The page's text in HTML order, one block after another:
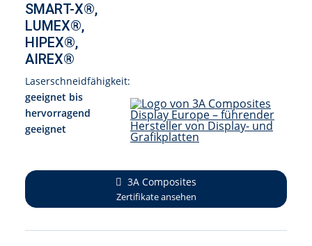
SMART-X®,
LUMEX®,
HIPEX®,
AIREX®
Laserschneidfähigkeit:
geeignet bis
hervorragend
geeignet
3A Composites
Zertifikate ansehen